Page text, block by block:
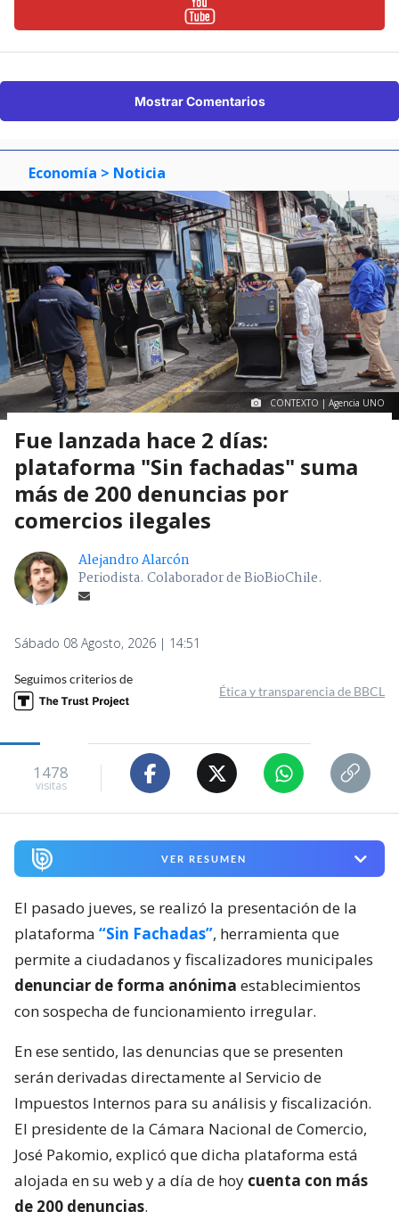
Mostrar Comentarios
Economía > Noticia
CONTEXTO | Agencia UNO
Fue lanzada hace 2 días:
plataforma "Sin fachadas" suma
más de 200 denuncias por
comercios ilegales
Alejandro Alarcón
Periodista. Colaborador de BioBioChile.
Sábado 08 Agosto, 2026 | 14:51
Seguimos criterios de
Ética y transparencia de BBCL
1478
visitas
VER RESUMEN
El pasado jueves, se realizó la presentación de la
plataforma “Sin Fachadas”, herramienta que
permite a ciudadanos y fiscalizadores municipales
denunciar de forma anónima establecimientos
con sospecha de funcionamiento irregular.
En ese sentido, las denuncias que se presenten
serán derivadas directamente al Servicio de
Impuestos Internos para su análisis y fiscalización.
El presidente de la Cámara Nacional de Comercio,
José Pakomio, explicó que dicha plataforma está
alojada en su web y a día de hoy cuenta con más
de 200 denuncias.